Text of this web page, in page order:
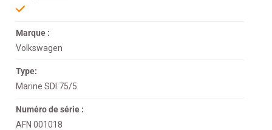
Marque :
Volkswagen
Type:
Marine SDI 75/5
Numéro de série :
AFN 001018